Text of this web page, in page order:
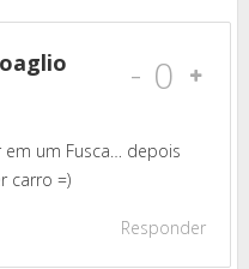
- 0
um Fusca… depois
carro =)
Responder